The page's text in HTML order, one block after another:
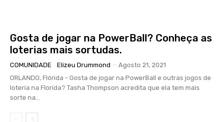
Gosta de jogar na PowerBall? Conheça as
loterias mais sortudas.
COMUNIDADE Elizeu Drummond - Agosto 21, 2021
ORLANDO, Flórida - Gosta de jogar na PowerBall e outras jogos de
loteria na Florida? Tasha Thompson acredita que ela tem mais
sorte na...